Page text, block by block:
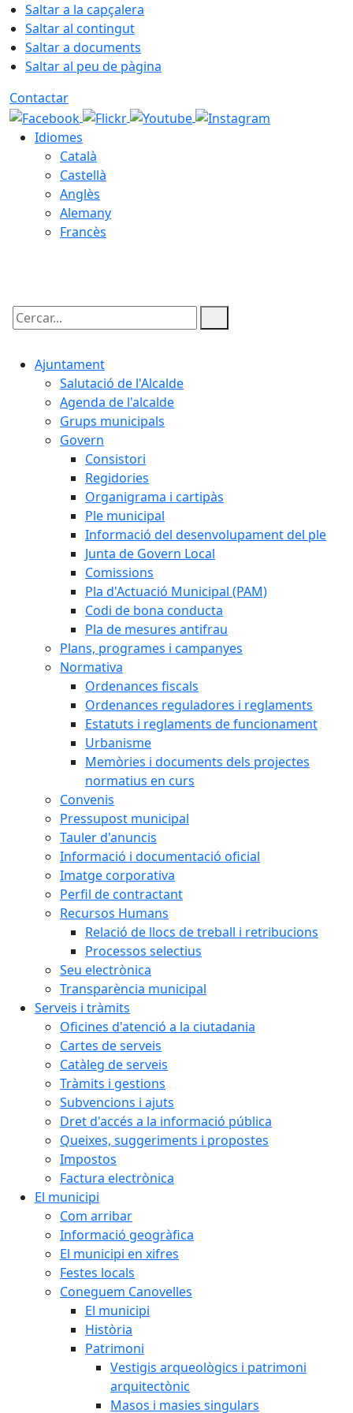
Saltar a la capçalera
Saltar al contingut
Saltar a documents
Saltar al peu de pàgina
Contactar
Idiomes
Català
Castellà
Anglès
Alemany
Francès
Cercar:
Ajuntament
Salutació de l'Alcalde
Agenda de l'alcalde
Grups municipals
Govern
Consistori
Regidories
Organigrama i cartipàs
Ple municipal
Informació del desenvolupament del ple
Junta de Govern Local
Comissions
Pla d'Actuació Municipal (PAM)
Codi de bona conducta
Pla de mesures antifrau
Plans, programes i campanyes
Normativa
Ordenances fiscals
Ordenances reguladores i reglaments
Estatuts i reglaments de funcionament
Urbanisme
Memòries i documents dels projectes
normatius en curs
Convenis
Pressupost municipal
Tauler d'anuncis
Informació i documentació oficial
Imatge corporativa
Perfil de contractant
Recursos Humans
Relació de llocs de treball i retribucions
Processos selectius
Seu electrònica
Transparència municipal
Serveis i tràmits
Oficines d'atenció a la ciutadania
Cartes de serveis
Catàleg de serveis
Tràmits i gestions
Subvencions i ajuts
Dret d'accés a la informació pública
Queixes, suggeriments i propostes
Impostos
Factura electrònica
El municipi
Com arribar
Informació geogràfica
El municipi en xifres
Festes locals
Coneguem Canovelles
El municipi
Història
Patrimoni
Vestigis arqueològics i patrimoni
arquitectònic
Masos i masies singulars